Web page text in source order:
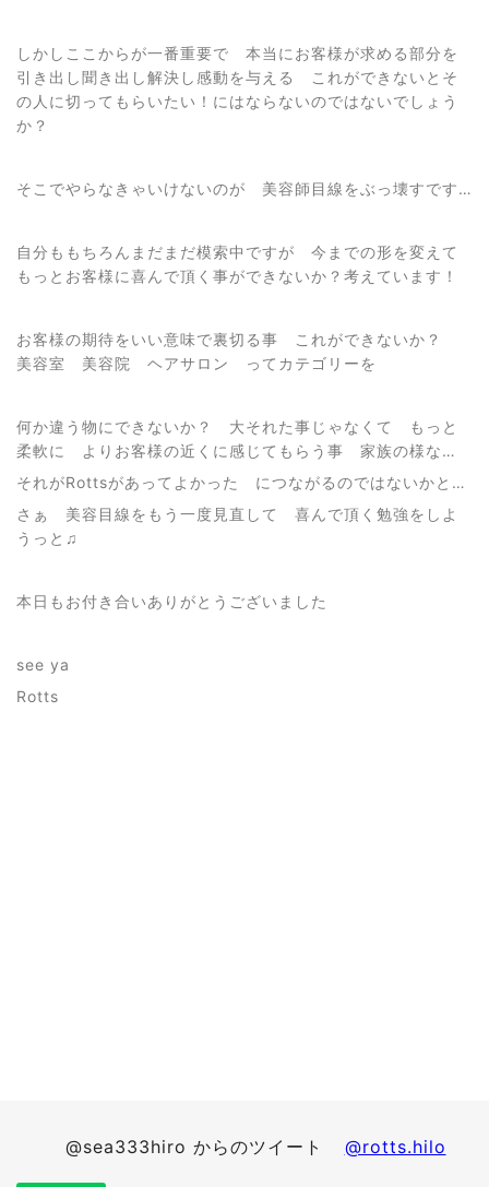
しかしここからが一番重要で 本当にお客様が求める部分を
引き出し聞き出し解決し感動を与える これができないとそ
の人に切ってもらいたい！にはならないのではないでしょう
か？
そこでやらなきゃいけないのが 美容師目線をぶっ壊すです…
自分ももちろんまだまだ模索中ですが 今までの形を変えて
もっとお客様に喜んで頂く事ができないか？考えています！
お客様の期待をいい意味で裏切る事 これができないか？
美容室 美容院 ヘアサロン ってカテゴリーを
何か違う物にできないか？ 大それた事じゃなくて もっと
柔軟に よりお客様の近くに感じてもらう事 家族の様な…
それがRottsがあってよかった につながるのではないかと…
さぁ 美容目線をもう一度見直して 喜んで頂く勉強をしよ
うっと♫
本日もお付き合いありがとうございました
see ya
Rotts
@sea333hiro からのツイート @rotts.hilo